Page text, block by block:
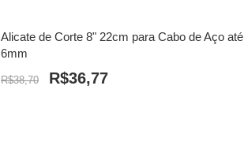
Alicate de Corte 8" 22cm para Cabo de Aço até
6mm
R$38,70 R$36,77